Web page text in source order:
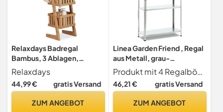
Relaxdays Badregal
Bambus, 3 Ablagen,
Allzweckregal, natur
Relaxdays
44,99 € gratis Versand
ZUM ANGEBOT
Linea Garden Friend , Regal
aus Metall, grau-
metallisch.
Produkt mit 4 Regalböden. Maße H 147 x B 75 x T 30 cm
46,21 € gratis Versand
ZUM ANGEBOT